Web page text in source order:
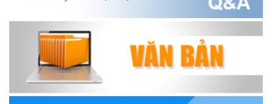
Đoàn viên thanh niên và các tầng lớp Nhân dân xã Cư M'gar tích
cực tham gia hưởng ngày hội hiến máu tình nguyện đợt II năm
2026.
(17/07/2026)
HƯỞNG ỨNG CUỘC THI TRỰC TUYẾN CỦA HỘI NÔNG DÂN XÃ
CƯ M’GAR – LAN TỎA TRI THỨC, VỮNG BƯỚC CÙNG NÔNG
DÂN VIỆT NAM!